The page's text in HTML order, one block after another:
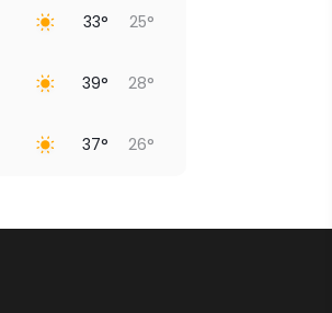
33° 25°
39° 28°
37° 26°